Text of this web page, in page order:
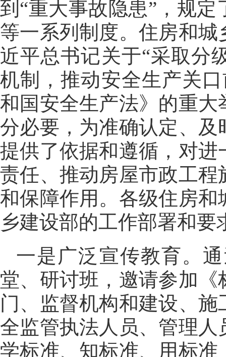
到“重大事故隐患”，规
等一系列制度。住房和
近平总书记关于“采取分
机制，推动安全生产关
和国安全生产法》的重
分必要，为准确认定、
提供了依据和遵循，对
责任、推动房屋市政工
和保障作用。各级住房
乡建设部的工作部署和
一是广泛宣传教育。
堂、研讨班，邀请参加
门、监督机构和建设、
全监管执法人员、管理
学标准、知标准、用标